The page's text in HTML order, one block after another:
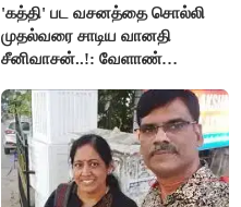
'கத்தி' பட வசனத்தை சொல்லி
முதல்வரை சாடிய வானதி
சீனிவாசன்..!: வேளாண்
எதிர்ப்பு!